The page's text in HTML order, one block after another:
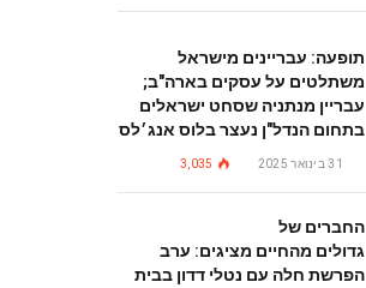
תופעה: עבריינים מישראל
משתלטים על עסקים בארה"ב;
עבריין מנתניה שסחט ישראלים
בתחום הנדל"ן נעצר בלוס אנג׳לס
31 בינואר 2025 3,035
החברים של
גדולים מהחיים מציגים: ערב
הפרשת חלה עם נטלי דדון בבית